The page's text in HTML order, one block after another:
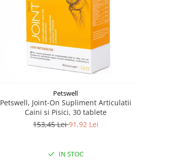
Petswell
Petswell, Joint-On Supliment Articulatii
Caini si Pisici, 30 tablete
153,45 Lei91,92 Lei
IN STOC